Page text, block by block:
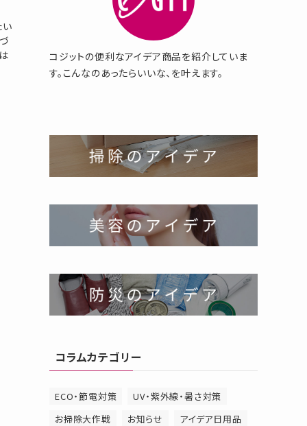
い
コジットの便利なアイデア商品を紹介していま
す。こんなのあったらいいな、を叶えます。
コラムカテゴリー
ECO・節電対策
UV・紫外線・暑さ対策
お掃除大作戦
お知らせ
アイデア日用品